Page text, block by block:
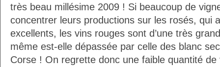
très beau millésime 2009 ! Si beaucoup de
concentrer leurs productions sur les rosés, qui
excellents, les vins rouges sont d’une très
même est-elle dépassée par celle des blanc
Corse ! On regrette donc une faible quantité